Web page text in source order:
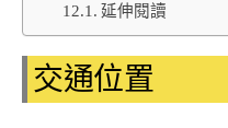
延伸閱讀
交通位置